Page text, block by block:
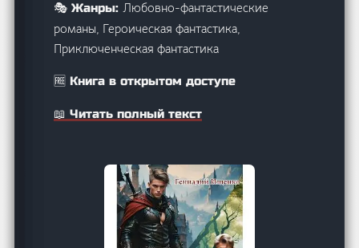
🎭 Жанры:Любовно-фантастические
романы, Героическая фантастика,
Приключенческая фантастика
🆓 Книга в открытом доступе
📖 Читать полный текст